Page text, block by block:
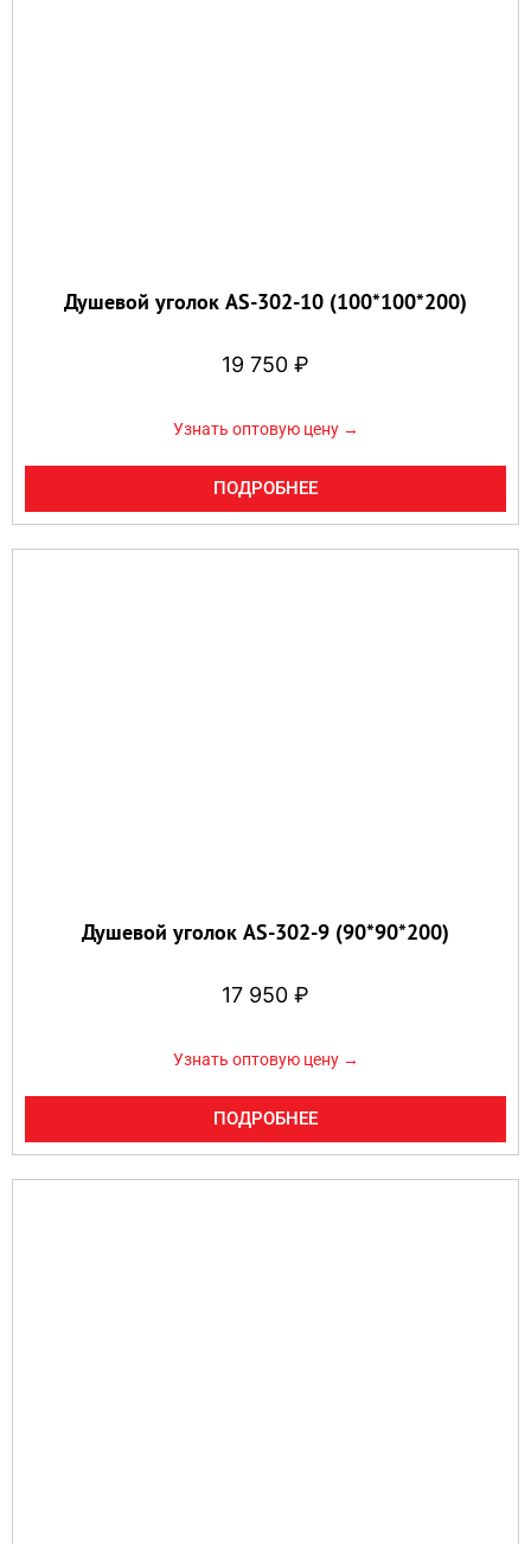
Душевой уголок AS-302-10 (100*100*200)
19 750 ₽
Узнать оптовую цену →
ПОДРОБНЕЕ
Душевой уголок AS-302-9 (90*90*200)
17 950 ₽
Узнать оптовую цену →
ПОДРОБНЕЕ